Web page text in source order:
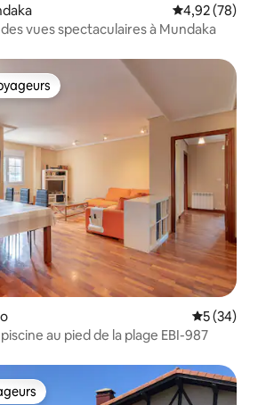
Note
4,92 (78)
vues spectaculaires à Mundaka
parmi les plus aimés
Note
5 (34)
au pied de la plage EBI-987